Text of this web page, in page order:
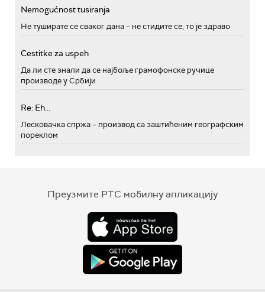
Nemogućnost tusiranja
Не туширате се сваког дана – не стидите се, то је здраво
Cestitke za uspeh
Да ли сте знали да се најбоље грамофонске ручице
производе у Србији
Re: Eh...
Лесковачка спржа – производ са заштићеним географским
пореклом
Преузмите РТС мобилну апликацију